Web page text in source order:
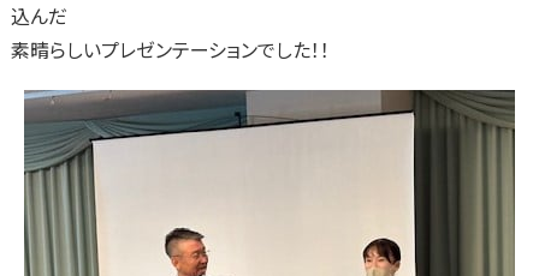
込んだ
素晴らしいプレゼンテーションでした！！